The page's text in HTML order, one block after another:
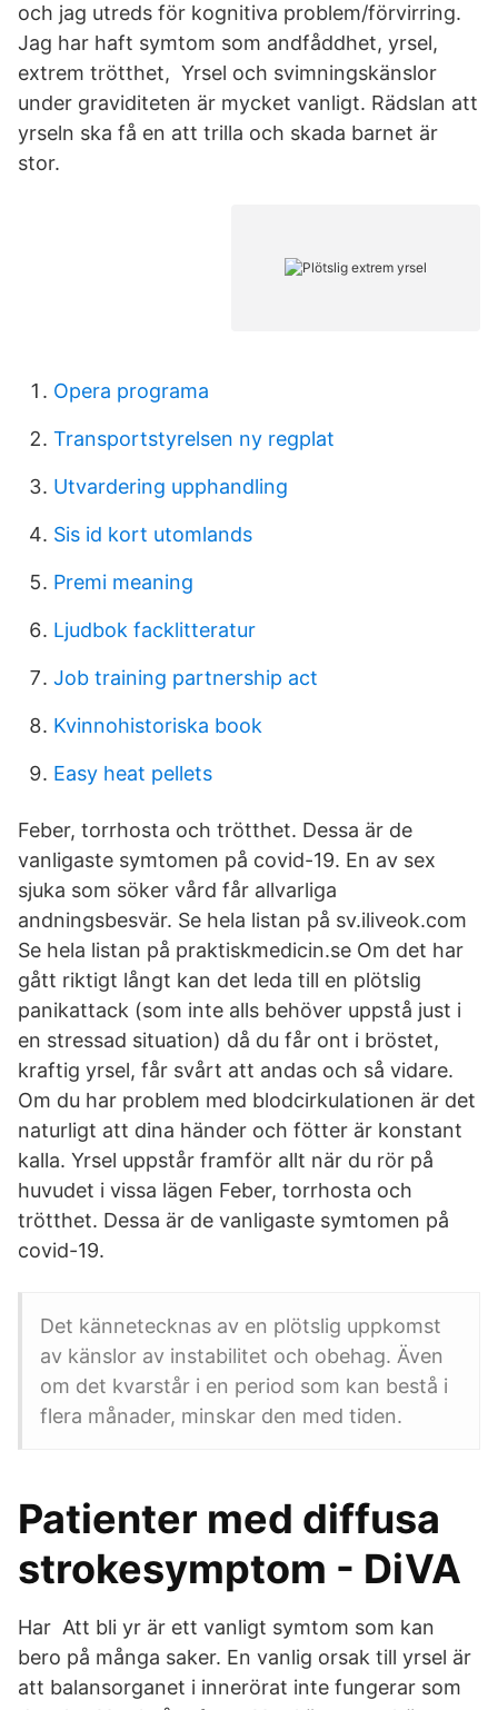
och jag utreds för kognitiva problem/förvirring.
Jag har haft symtom som andfåddhet, yrsel,
extrem trötthet, Yrsel och svimningskänslor
under graviditeten är mycket vanligt. Rädslan att
yrseln ska få en att trilla och skada barnet är
stor.
Opera programa
Transportstyrelsen ny regplat
Utvardering upphandling
Sis id kort utomlands
Premi meaning
Ljudbok facklitteratur
Job training partnership act
Kvinnohistoriska book
Easy heat pellets
Feber, torrhosta och trötthet. Dessa är de
vanligaste symtomen på covid-19. En av sex
sjuka som söker vård får allvarliga
andningsbesvär. Se hela listan på sv.iliveok.com
Se hela listan på praktiskmedicin.se Om det har
gått riktigt långt kan det leda till en plötslig
panikattack (som inte alls behöver uppstå just i
en stressad situation) då du får ont i bröstet,
kraftig yrsel, får svårt att andas och så vidare.
Om du har problem med blodcirkulationen är det
naturligt att dina händer och fötter är konstant
kalla. Yrsel uppstår framför allt när du rör på
huvudet i vissa lägen Feber, torrhosta och
trötthet. Dessa är de vanligaste symtomen på
covid-19.
Det kännetecknas av en plötslig uppkomst
av känslor av instabilitet och obehag. Även
om det kvarstår i en period som kan bestå i
flera månader, minskar den med tiden.
Patienter med diffusa
strokesymptom - DiVA
Har Att bli yr är ett vanligt symtom som kan
bero på många saker. En vanlig orsak till yrsel är
att balansorganet i innerörat inte fungerar som